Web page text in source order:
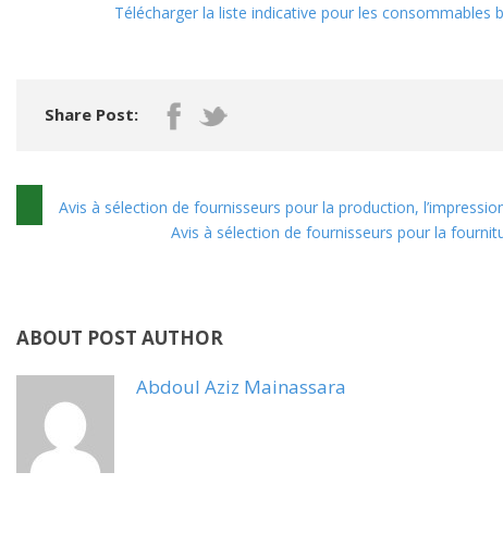
Télécharger la liste indicative pour les consommables
Share Post:
Avis à sélection de fournisseurs pour la production,
Avis à sélection de fournisseurs pour la
ABOUT POST AUTHOR
Abdoul Aziz Mainassara